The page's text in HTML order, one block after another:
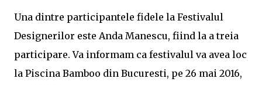
Una dintre participantele fidele la Festivalul
Designerilor este Anda Manescu, fiind la a treia
participare. Va informam ca festivalul va avea loc
la Piscina Bamboo din Bucuresti, pe 26 mai 2016,